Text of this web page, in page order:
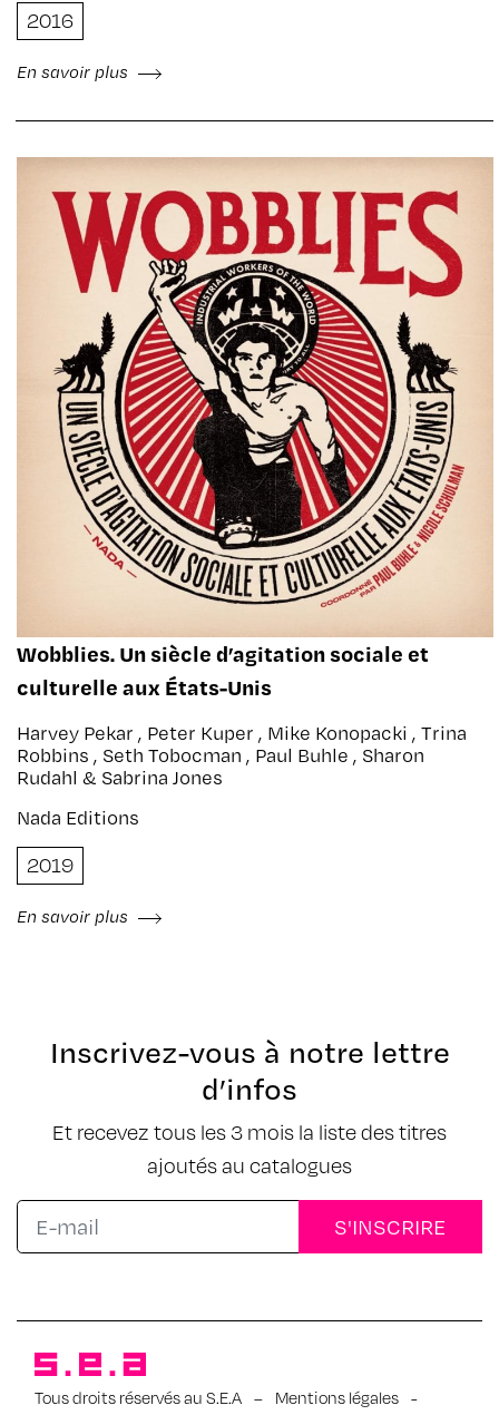
2016
En savoir plus
Wobblies. Un siècle d’agitation sociale et
culturelle aux États-Unis
Harvey Pekar , Peter Kuper , Mike Konopacki , Trina
Robbins , Seth Tobocman , Paul Buhle , Sharon
Rudahl & Sabrina Jones
Nada Editions
2019
En savoir plus
Inscrivez-vous à notre lettre
d’infos
Et recevez tous les 3 mois la liste des titres
ajoutés au catalogues
Tous droits réservés au S.E.A – Mentions légales -